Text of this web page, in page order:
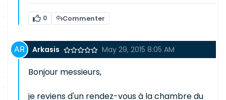
0 Commenter
Arkasis May 29, 2015 8:05 AM
Bonjour messieurs,
je reviens d'un rendez-vous à la chambre du